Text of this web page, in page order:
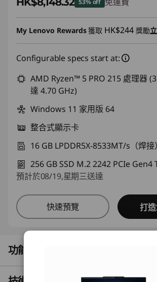
53% off 免運費
即省 :-HK$9,542.68
My Lenovo Rewards獲取 HK$244 獎勵
Configurable specs start at:
AMD Ryzen™ 5 PRO 215 處理器
達 4.70 GHz)
Windows 11 家用版 64
整合式顯示卡
16 GB LPDDR5X-8533MT/s（焊接）
256 GB SSD M.2 2242 PCIe Gen4
預計於08/19,星期三送達
快速預覽 打
功能